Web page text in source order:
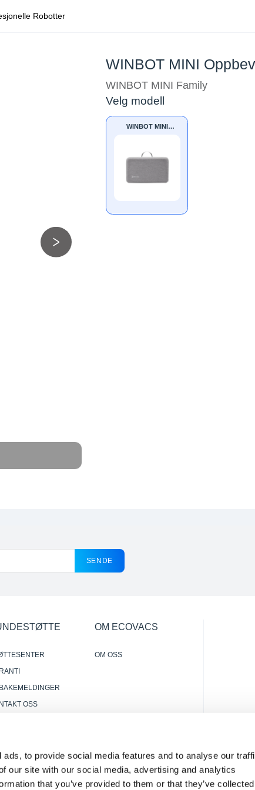
to provide social media features and to analyse our
our site with our social media, advertising and analytics
that you’ve provided to them or that they’ve collected
Robotter
WINBOT MINI
WINBOT MINI Family
Velg modell
WINBOT MINI
SENDE
OSS
OM ECOVACS
OM OSS